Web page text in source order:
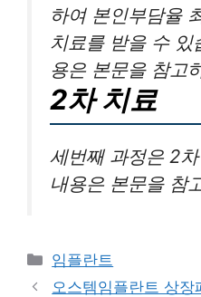
하여 본인부담율
치료를 받을 수 있
용은 본문을 참고
2차 치료
세번째 과정은 2
내용은 본문을 참
카
테
임플란트
오스템임플란트 상